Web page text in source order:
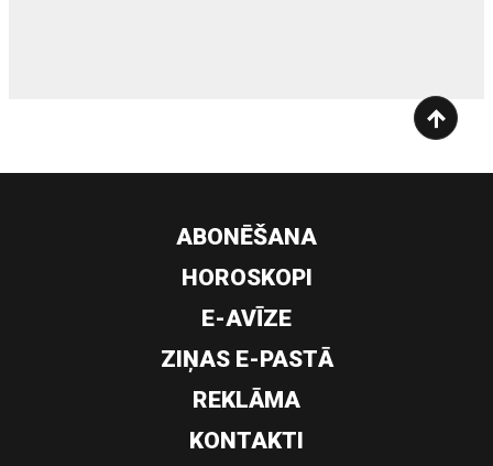
ABONĒŠANA
HOROSKOPI
E-AVĪZE
ZIŅAS E-PASTĀ
REKLĀMA
KONTAKTI